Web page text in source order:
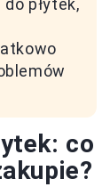
płytek,
co